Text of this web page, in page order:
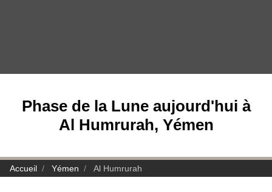
Phase de la Lune aujourd'hui à
Al Humrurah, Yémen
Accueil Yémen Al Humrurah